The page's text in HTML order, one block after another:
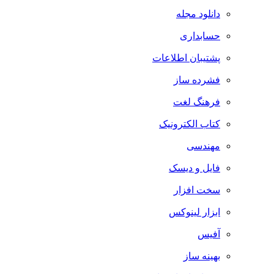
دانلود مجله
حسابداری
پشتیبان اطلاعات
فشرده ساز
فرهنگ لغت
کتاب الکترونیک
مهندسی
فایل و دیسک
سخت افزار
ابزار لینوکس
بهینه ساز